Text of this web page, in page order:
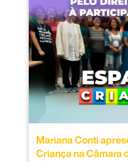
Mariana Conti
Criança na Câmara